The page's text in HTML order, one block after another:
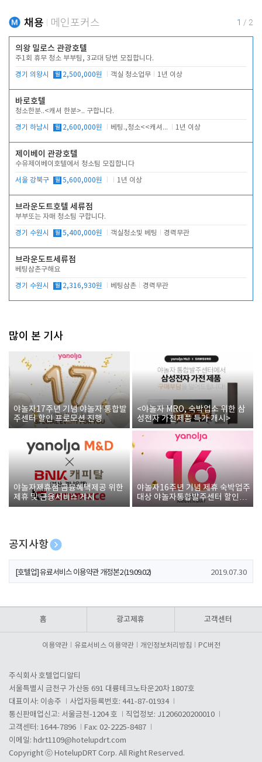
채용 메인포커스 1 / 2
의왕 밀로스 관광호텔
주1회 휴무 청소 부부팀, 3교대 당번 모집합니다.
경기 의왕시 월 2,500,000원 객실 청소업무 1년 이상
바로호텔
청소한분..<캐셔 한분>.. 구합니다.
경기 하남시 월 2,600,000원 베팅.,청소<<캐셔 모셔봅니다. 1년 이상
제이베이 관광호텔
수유제이베이호텔에서 청소팀 모집합니다
서울 강북구 월 5,600,000원 1년 이상
브라운도트호텔 세류점
부부또는 자매 청소팀 구합니다.
경기 수원시 월 5,400,000원 객실청소및 베팅 경력무관
브라운도트세류점
베팅삼촌구해요
경기 수원시 월 2,316,930원 베팅삼촌 경력무관
많이 본 기사
야놀자17주년 기념 야놀자 통합발
주센터 할인 프로모션 진행
<야놀자 MRO, 숙박업소 위한 삼
성전자 가전제품 특가 개시>
야놀자제휴점 금융혜택제공 위한
제휴 및 금융서비스 게시
야놀자16주년 기념 제휴 숙박업주
대상 야놀자통합발주센터 할인쿠
폰 증정
공지사항
[호텔업] 개인정보 처리방침 개정본1 (19.09.02)
[호텔업] 유료서비스 이용약관 개정본2 (19.09.02) 2019.07.30
홈 광고제휴 고객센터
이용약관 유료서비스 이용약관 개인정보처리방침 PC버전
주식회사 호텔업디알티
서울특별시 금천구 가산동 691 대륭테크노타운20차 1807호
대표이사: 이송주
사업자등록번호: 441-87-01934
통신판매업신고: 서울금천-1204 호
직업정보: J1206020200010
고객센터: 1644-7896
Fax: 02-2225-8487
이메일: hdrt1109@hotelupdrt.com
Copyright ⓒ HotelupDRT Corp. All Right Reserved.